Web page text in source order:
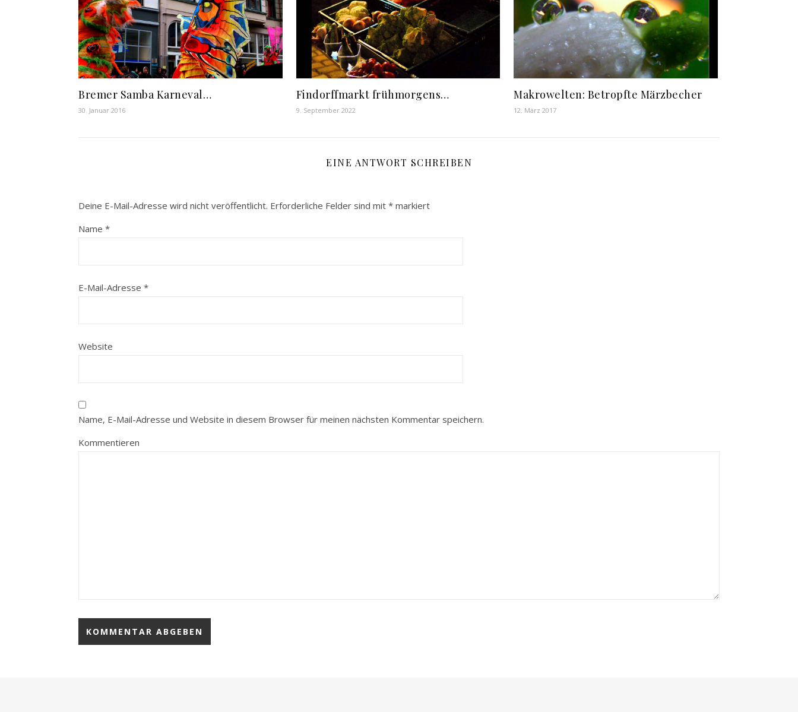
Bremer Samba Karneval…
30. Januar 2016
Findorffmarkt frühmorgens…
9. September 2022
Makrowelten: Betropfte Märzbecher
12. März 2017
EINE ANTWORT SCHREIBEN
Deine E-Mail-Adresse wird nicht veröffentlicht. Erforderliche Felder sind mit * markiert
Name *
E-Mail-Adresse *
Website
Name, E-Mail-Adresse und Website in diesem Browser für meinen nächsten Kommentar speichern.
Kommentieren